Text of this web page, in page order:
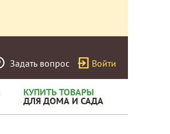
Задать вопрос Войти
КУПИТЬ ТОВАРЫ
ДЛЯ ДОМА И САДА